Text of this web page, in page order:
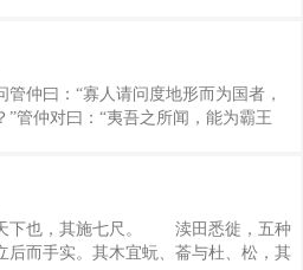
也？ 主问 一曰天之，二曰地之，
（曰）上下，左右前后，荧惑其处安
尧有衢室之问者，下听于人也；舜有告
不蔽也；禹立谏鼓于朝，而备讯唉；汤
以观人诽也；武王有灵台之复，而贤者
帝明王所以有而勿失，得而勿忘者
“吾欲效而为之，其名云何？”对
从，求寡而易足。人有非上之所过，谓
啧室之议。有司执事者咸以厥事奉职，
管仲曰：“寡人请问度地形而为国者，
”管仲对曰：“夷吾之所闻，能为霸王
之肥饶者。乡山，左右经水若泽。内为
大川而注焉。乃以其天材、地之所生，
育六畜。天下之人，皆归其德而惠其
之，州者谓之术，不满术者谓之里。故
十为术，术十为州，州十为都，都十为
下也，其施七尺。 渎田悉徙，五种
后而手实。其木宜蚖、菕与杜、松，其